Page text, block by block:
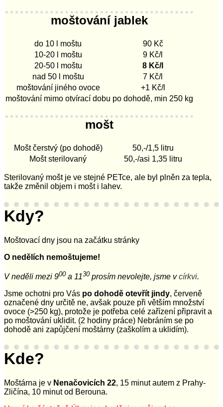
moštování jablek
do 10 l moštu
90 Kč
10-20 l moštu
9 Kč/l
20-50 l moštu
8 Kč/l
nad 50 l moštu
7 Kč/l
moštování jiného ovoce
+1 Kč/l
moštování mimo otvírací dobu po dohodě, min 250 kg
mošt
Mošt čerstvý (po dohodě)
50,-/1,5 litru
Mošt sterilovaný
50,-/asi 1,35 litru
Sterilovaný mošt je ve stejné PETce, ale byl plněn za tepla,
takže změnil objem i mošt i lahev.
Kdy?
Moštovací dny jsou na začátku stránky
O nedělích nemoštujeme!
V neděli mezi 900 a 1130 prosím nevolejte, jsme vcírkvi.
Jsme ochotni pro Vás po dohodě otevřít jindy, červeně
označené dny určitě ne, avšak pouze při větším množství
ovoce (>250 kg), protože je potřeba celé zařízení připravit a
po moštování uklidit. (2 hodiny práce) Nebráním se po
dohodě ani zapůjčení moštárny (zaškolím a uklidím).
Kde?
Moštárna je v Nenačovicích 22, 15 minut autem z Prahy-
Zličína, 10 minut od Berouna.